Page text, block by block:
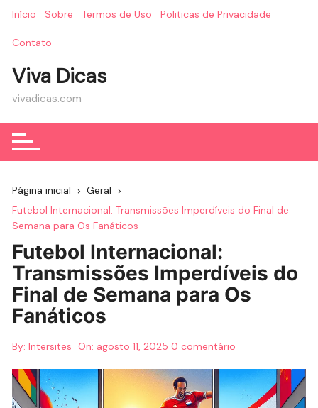
Início Sobre Termos de Uso Politicas de Privacidade
Contato
Viva Dicas
vivadicas.com
Página inicial
Geral
Futebol Internacional: Transmissões Imperdíveis do Final de
Semana para Os Fanáticos
Futebol Internacional:
Transmissões Imperdíveis do
Final de Semana para Os
Fanáticos
By: Intersites On: agosto 11, 2025 0 comentário